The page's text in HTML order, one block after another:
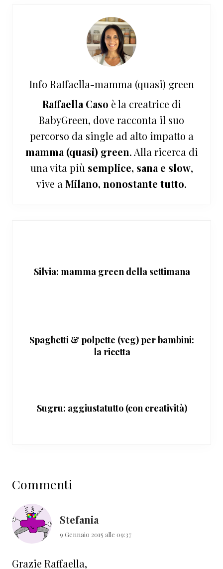
Info Raffaella-mamma (quasi) green
Raffaella Caso è la creatrice di
BabyGreen, dove racconta il suo
percorso da single ad alto impatto a
mamma (quasi) green. Alla ricerca di
una vita più semplice, sana e slow,
vive a Milano, nonostante tutto.
Silvia: mamma green della settimana
Spaghetti & polpette (veg) per bambini:
la ricetta
Sugru: aggiustatutto (con creatività)
del
lettore
Commenti
Stefania
9 Gennaio 2015 alle 09:37
Grazie Raffaella,